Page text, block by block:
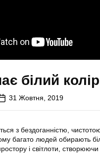
білий колір
31 Жовтня, 2019
з бездоганністю,
багато людей обирають
і світлоти,